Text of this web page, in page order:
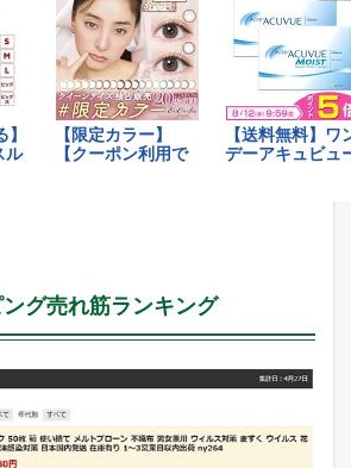
グ売れ筋ランキング